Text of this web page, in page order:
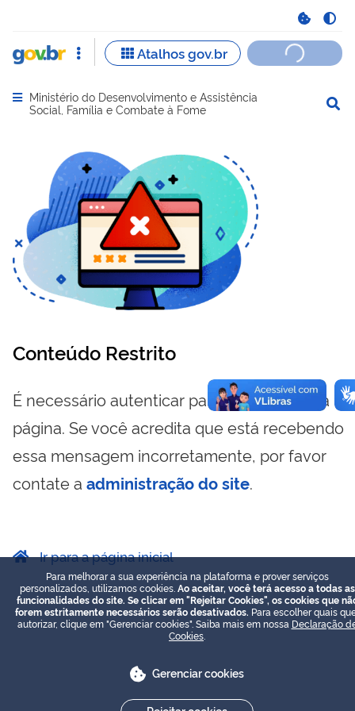
Abrir menu principal de navegação
Ministério do Desenvolvimento e Assistência
Social, Família e Combate à Fome
Conteúdo Restrito
É necessário autenticar para visualizar essa
página. Se você acredita que está recebendo
essa mensagem incorretamente, por favor
contate a administração do site.
Ir para a página inicial
Para melhorar a sua experiência na plataforma e prover serviços
personalizados, utilizamos cookies. Ao aceitar, você terá acesso a todas as
funcionalidades do site. Se clicar em "Rejeitar Cookies", os cookies que
forem estritamente necessários serão desativados. Para escolher quais
autorizar, clique em "Gerenciar cookies". Saiba mais em nossa Declaração
Cookies
Gerenciar cookies